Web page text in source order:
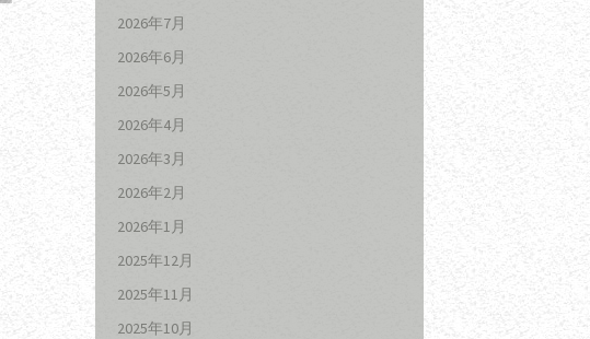
2026年7月
2026年6月
2026年5月
2026年4月
2026年3月
2026年2月
2026年1月
2025年12月
2025年11月
2025年10月